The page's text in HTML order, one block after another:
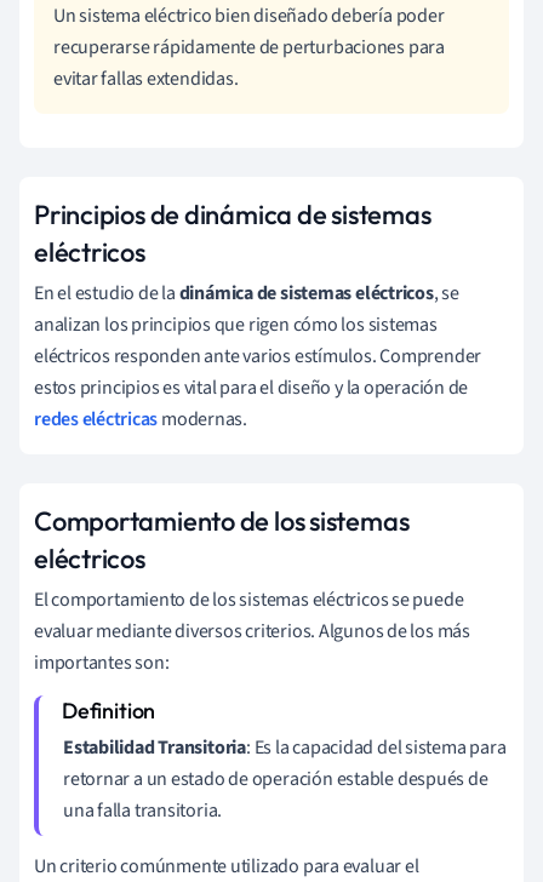
Un sistema eléctrico bien diseñado debería poder
recuperarse rápidamente de perturbaciones para
evitar fallas extendidas.
Principios de dinámica de sistemas
eléctricos
En el estudio de ladinámica de sistemas eléctricos, se
analizan los principios que rigen cómo los sistemas
eléctricos responden ante varios estímulos. Comprender
estos principios es vital para el diseño y la operación de
redes eléctricasmodernas.
Comportamiento de los sistemas
eléctricos
El comportamiento de los sistemas eléctricos se puede
evaluar mediante diversos criterios. Algunos de los más
importantes son:
Estabilidad Transitoria: Es la capacidad del sistema para
retornar a un estado de operación estable después de
una falla transitoria.
Un criterio comúnmente utilizado para evaluar el